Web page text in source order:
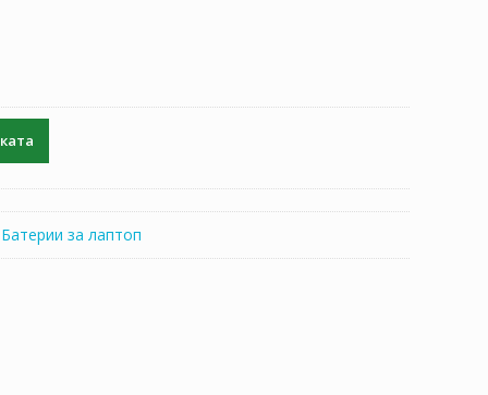
Батерии за лаптоп